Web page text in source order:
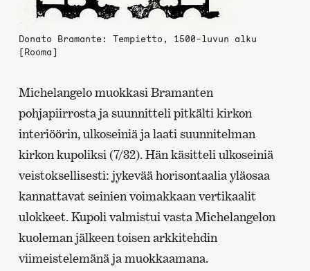
Donato Bramante: Tempietto, 1500-luvun alku
[Rooma]
Michelangelo muokkasi Bramanten
pohjapiirrosta ja suunnitteli pitkälti kirkon
interiöörin, ulkoseiniä ja laati suunnitelman
kirkon kupoliksi (7/32). Hän käsitteli ulkoseiniä
veistoksellisesti: jykevää horisontaalia yläosaa
kannattavat seinien voimakkaan vertikaalit
ulokkeet. Kupoli valmistui vasta Michelangelon
kuoleman jälkeen toisen arkkitehdin
viimeistelemänä ja muokkaamana.